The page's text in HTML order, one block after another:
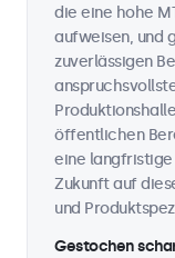
die eine hohe
aufweisen, und
zuverlässigen
öffentlichen
eine langfristige
Zukunft auf
und
Gestochen